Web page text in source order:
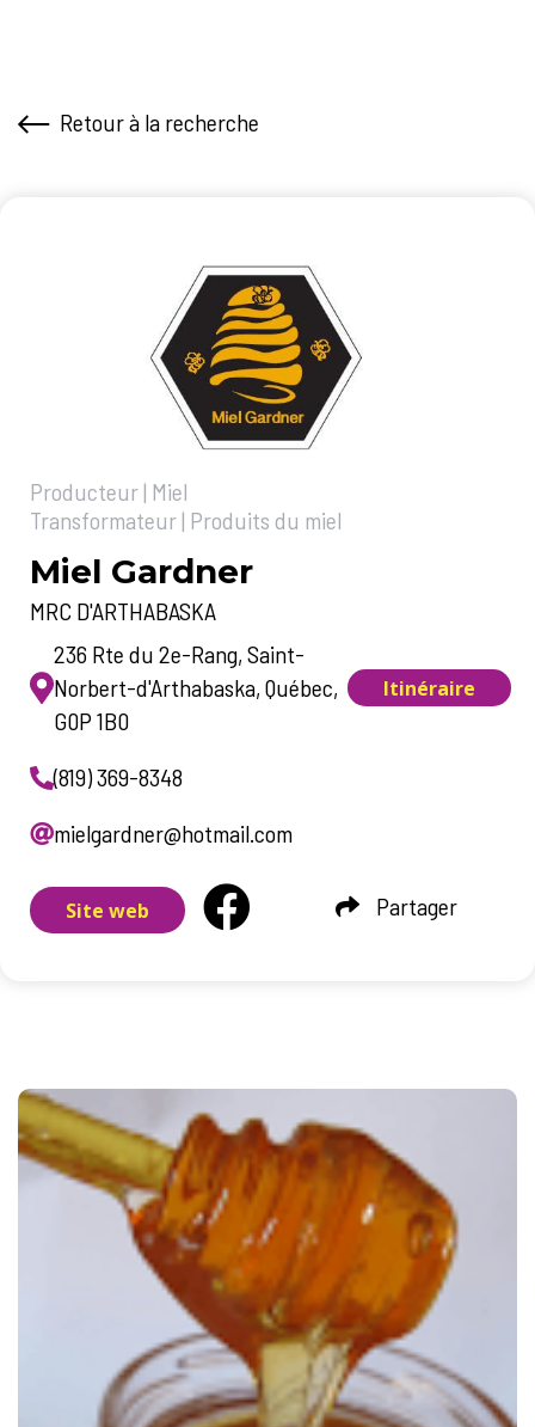
Retour à la recherche
Producteur | Miel
Transformateur | Produits du miel
Miel Gardner
MRC D'ARTHABASKA
236 Rte du 2e-Rang, Saint-
Norbert-d'Arthabaska, Québec,
G0P 1B0
Itinéraire
(819) 369-8348
mielgardner@hotmail.com
Site web Partager